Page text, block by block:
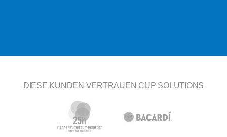
DIESE KUNDEN VERTRAUEN CUP SOLUTIONS